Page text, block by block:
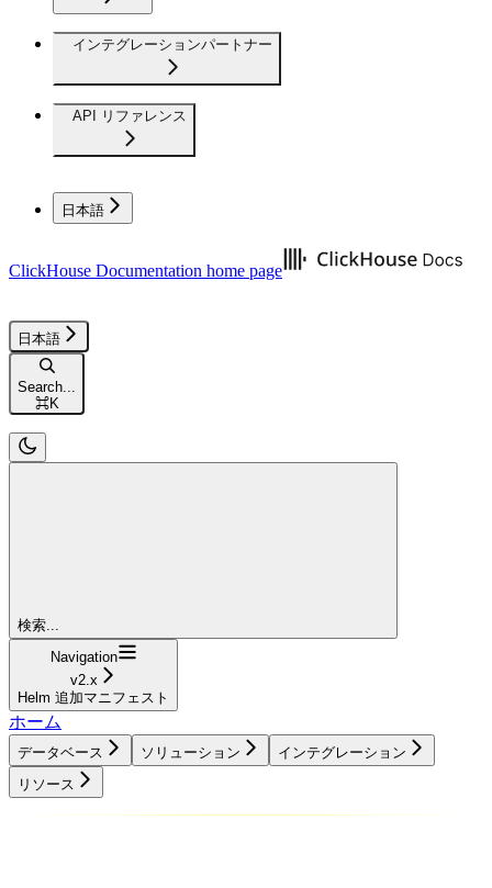
インテグレーションパートナー
API リファレンス
日本語
ClickHouse Documentation home page
日本語
Search...
⌘K
検索...
Navigation
v2.x
Helm 追加マニフェスト
ホーム
データベース ソリューション
インテグレーション
リソース